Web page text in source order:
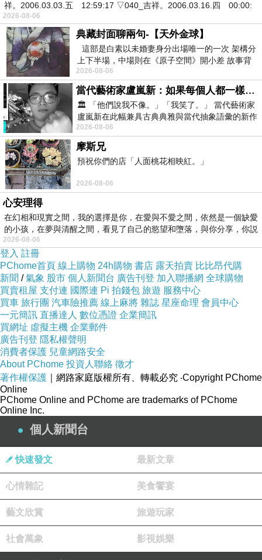
然而，中小學生遇到不喜歡的老師卻無法逃
學，只能每天愁眉苦臉上學，就算向學校反映
那個老師的種種問題，可是對方不改善、學校
不處理，學生只能默默承受，但求這學年盡快
過去，皆因現在的制度不容許學生挑選自己喜
歡的老師。
一個好老師可以提高學生的學習興趣，讓學生
積極學習，而令學生討厭上學的老師無論如何
也稱不上好老師。
每一位老師也有其專業，只是教得到不代表教
得好，老師本身可以是真材實學，但教得不好
且沒耐性，一切也是徒然。最糟糕的老師甚至
讓學生產生厭學情緒，有的學生因為討厭那個
老師，連帶那一科也討厭起來，成績自然越來
越差。
一個學生會遇到怎樣的老師，當然不應講求彩
數，學校有責任把好關，確保每一位老師都認
真教學而不是得過且過，確保每一位學生也能
笑著上學笑著回家。
下一篇：痛苦的盡頭
祥。2006.03.03.五 12:59:17 ▽040_吉祥。2006.03.16.四 00:00:
2026-08-06
典藏封面聊兩句-【天外金球】
這部是白素以未婚妻身分出場唯一的一次 架構分
上下半場，中場則在《原子空間》開小差 故事背
景影射西藏境外流亡 地下組織
2026-08-06
當代藝術家盧嵐新：如果每個人都一樣，這世界該有多無聊？
🏛️ 「他們說我不像。」「我笑了。」 當代藝術家
盧嵐新在此幅兼具古典典雅與當代抽象語彙的新作
中，以沈靜的藍色空間為背景，描繪了
2026-08-06
摩斯兄
預祝你們的店「人面桃花相映紅。」
2026-08-06
心安理得
在幻相和現實之間，我的選擇是你，在愛與不愛之間，依然是一個缺愛
的小孩，在夢與清醒之間，看見了自己的慾望和墮落，與你分享，你説
2026-08-06
登入 註冊
PChome首頁 線上購物 24h購物 書店 露天拍賣 比比昂代購
新聞 /氣象 股市 個人新聞台 廣告刊登 加入聯播網 全球購物
買賣租屋 支付連 國際連 Pi 拍錢包 旅遊 服務中心
買車 旅行團 汽車險推薦 線上麻將 雜誌 星座命理 會員中心
一元簡訊 直播達人 數位憑證 企業簡訊
買網址 虛擬主機 企業郵件
廣告刊登 隱私權聲明
消費者保護 兒童網路安全
About PChome 投資人聯絡 徵才
著作權保護 ｜網路家庭版權所有、轉載必究 ‧Copyright PChome
Online
PChome Online and PChome are trademarks of PChome
Online Inc.
個人新聞台
快速發文 最新文章
心情雜記 美食饗宴
藝文欣賞 旅遊玩家
社會萬象 影視娛樂